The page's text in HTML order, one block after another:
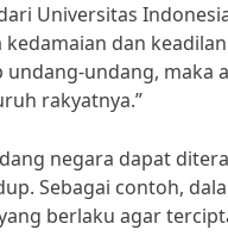
Universitas
dan
undang, maka
rakyatnya.”
negara dapat
Sebagai contoh,
berlaku agar